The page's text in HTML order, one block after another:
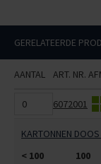
GERELATEERDE
AANTAL ART. NR.
6072001
KARTONNEN
< 100
100